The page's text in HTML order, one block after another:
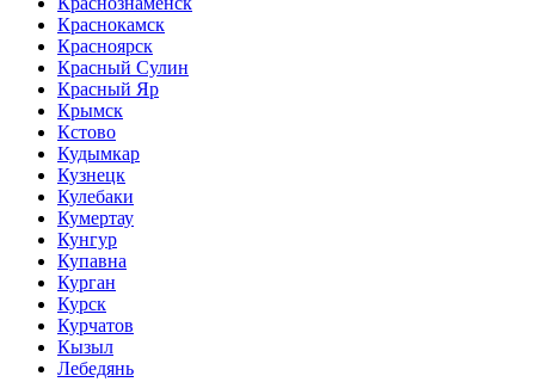
Краснокамск
Красноярск
Красный Сулин
Красный Яр
Крымск
Кстово
Кудымкар
Кузнецк
Кулебаки
Кумертау
Кунгур
Купавна
Курган
Курск
Курчатов
Кызыл
Лебедянь